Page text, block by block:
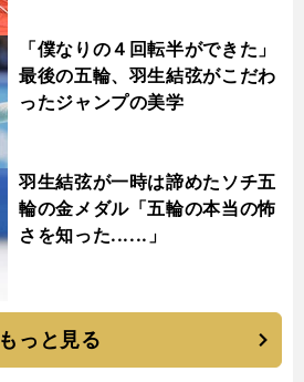
「僕なりの４回転半ができた」
最後の五輪、羽生結弦がこだわ
ったジャンプの美学
羽生結弦が一時は諦めたソチ五
輪の金メダル「五輪の本当の怖
さを知った......」
もっと見る